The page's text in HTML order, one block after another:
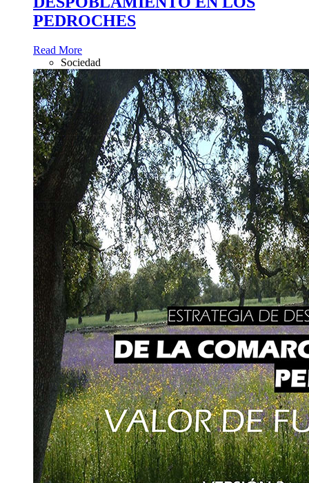
PEDROCHES
Read More
Sociedad